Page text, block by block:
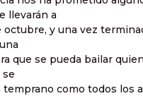
llevarán a
octubre, y una vez
que se pueda bailar
se
como todos los